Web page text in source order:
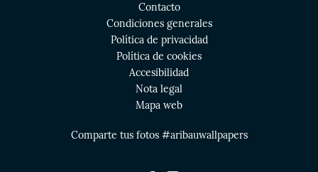
Contacto
Condiciones generales
Política de privacidad
Política de cookies
Accesibilidad
Nota legal
Mapa web
Comparte tus fotos #aribauwallpapers